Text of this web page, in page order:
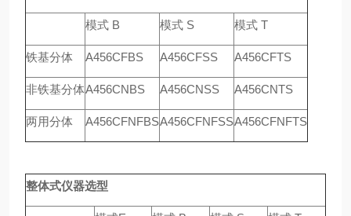
模式 B 模式 S 模式 T
铁基分体 A456CFBS A456CFSS A456CFTS
非铁基分体A456CNBS A456CNSS A456CNTS
两用分体 A456CFNFBSA456CFNFSSA456CFNFTS
整体式仪器选型